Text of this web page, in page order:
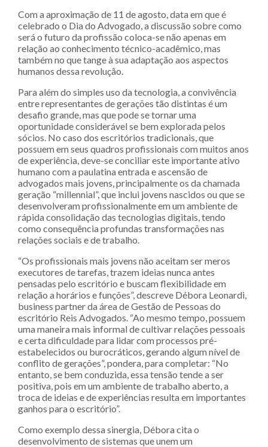
Com a aproximação de 11 de agosto, data em que é
celebrado o Dia do Advogado, a discussão sobre como
será o futuro da profissão coloca-se não apenas em
relação ao conhecimento técnico-acadêmico, mas
também no que tange à sua adaptação aos aspectos
humanos dessa revolução.
Para além do simples uso da tecnologia, a convivência
entre representantes de gerações tão distintas é um
desafio grande, mas que pode se tornar uma
oportunidade considerável se bem explorada pelos
sócios. No caso dos escritórios tradicionais, que
possuem em seus quadros profissionais com muitos anos
de experiência, deve-se conciliar este importante ativo
humano com a paulatina entrada e ascensão de
advogados mais jovens, principalmente os da chamada
geração “millennial”, que inclui jovens nascidos ou que se
desenvolveram profissionalmente em um ambiente de
rápida consolidação das tecnologias digitais, tendo
como consequência profundas transformações nas
relações sociais e de trabalho.
“Os profissionais mais jovens não aceitam ser meros
executores de tarefas, trazem ideias nunca antes
pensadas pelo escritório e buscam flexibilidade em
relação a horários e funções”, descreve Débora Leonardi,
business partner da área de Gestão de Pessoas do
escritório Reis Advogados. “Ao mesmo tempo, possuem
uma maneira mais informal de cultivar relações pessoais
e certa dificuldade para lidar com processos pré-
estabelecidos ou burocráticos, gerando algum nível de
conflito de gerações”, pondera, para completar: “No
entanto, se bem conduzida, essa tensão tende a ser
positiva, pois em um ambiente de trabalho aberto, a
troca de ideias e de experiências resulta em importantes
ganhos para o escritório”.
Como exemplo dessa sinergia, Débora cita o
desenvolvimento de sistemas que unem um